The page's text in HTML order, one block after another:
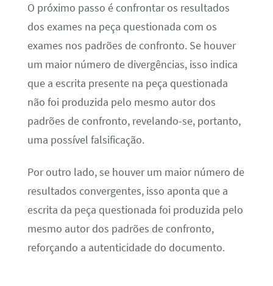
O próximo passo é confrontar os resultados
dos exames na peça questionada com os
exames nos padrões de confronto. Se houver
um maior número de divergências, isso indica
que a escrita presente na peça questionada
não foi produzida pelo mesmo autor dos
padrões de confronto, revelando-se, portanto,
uma possível falsificação.
Por outro lado, se houver um maior número de
resultados convergentes, isso aponta que a
escrita da peça questionada foi produzida pelo
mesmo autor dos padrões de confronto,
reforçando a autenticidade do documento.